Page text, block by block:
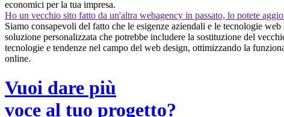
economici per la tua impresa.
Ho un vecchio sito fatto da un'altra webagency in passato, lo potete
Siamo consapevoli del fatto che le esigenze aziendali e le tecnologie
soluzione personalizzata che potrebbe includere la sostituzione del
tecnologie e tendenze nel campo del web design, ottimizzando la
online.
Vuoi dare più
voce al tuo progetto?